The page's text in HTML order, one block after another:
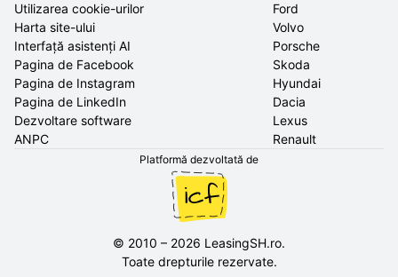
Utilizarea cookie-urilor
Harta site-ului
Interfață asistenți AI
Pagina de Facebook
Pagina de Instagram
Pagina de LinkedIn
Dezvoltare software
ANPC
Ford
Volvo
Porsche
Skoda
Hyundai
Dacia
Lexus
Renault
Platformă dezvoltată de
© 2010 – 2026 LeasingSH.ro.
Toate drepturile rezervate.